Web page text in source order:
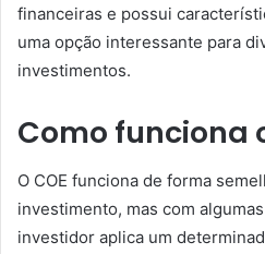
financeiras e possui
uma opção interessante para
investimentos.
Como funciona
O COE funciona de forma
investimento, mas com
investidor aplica um